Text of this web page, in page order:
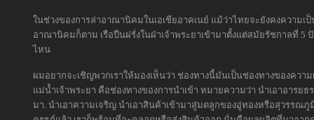
ในช่วงของการล่าอาณานิคมในเอเชียอาคเนย์ แม้ว่าไทยจะยังคงความเ
อาณานิคมก็ตาม เรือปืนฝรั่งในฝ่าเจ้าพระยาเข้ามาตั้งแต่สมัยรัชกาลที่ 5
ไหน
ผมอยากจะเชิญพวกเราให้มองเห็นว่า ช่องทางนี้มันเป็นช่องทางของควา
แม่น้ำเจ้าพระยา คือช่องทางของการนำเข้า หมายความว่า นำเอาอารย
มา. นำเอาความเจริญ นำเอาสินค้าเข้ามาสู่มดลูกของอู่ทองหรือสุวรรณ